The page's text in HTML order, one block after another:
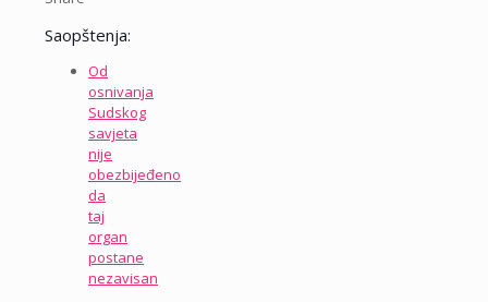
Saopštenja:
Od
osnivanja
Sudskog
savjeta
nije
obezbijeđeno
da
taj
organ
postane
nezavisan